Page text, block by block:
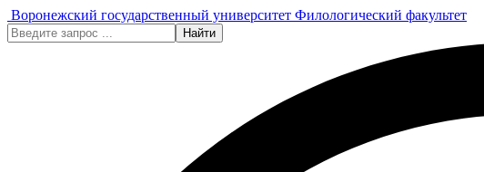
Воронежский государственный университет Филологический факультет
Найти